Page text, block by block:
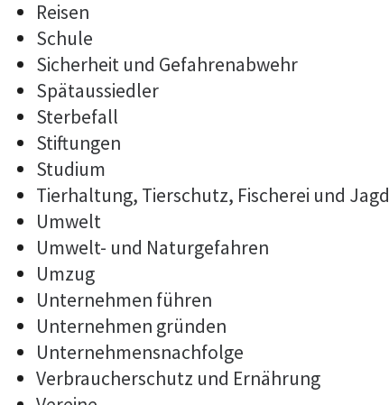
Reisen
Schule
Sicherheit und Gefahrenabwehr
Spätaussiedler
Sterbefall
Stiftungen
Studium
Tierhaltung, Tierschutz, Fischerei und Jagd
Umwelt
Umwelt- und Naturgefahren
Umzug
Unternehmen führen
Unternehmen gründen
Unternehmensnachfolge
Verbraucherschutz und Ernährung